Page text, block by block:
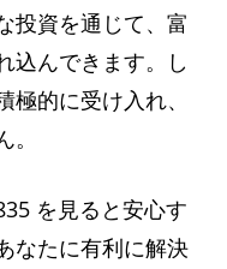
投資を通じて、富
込んできます。し
的に受け入れ、
を見ると安心す
なたに有利に解決